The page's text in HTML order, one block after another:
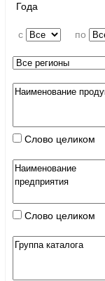
Года
c по
Слово целиком
Слово целиком